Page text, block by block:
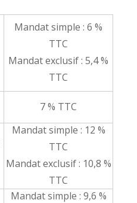
Mandat simple : 6 %
TTC
Mandat exclusif : 5,4 %
TTC
7 % TTC
Mandat simple : 12 %
TTC
Mandat exclusif : 10,8 %
TTC
Mandat simple : 9,6 %